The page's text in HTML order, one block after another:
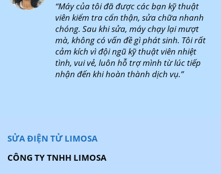
“Máy của tôi đã được các bạn kỹ thuật
viên kiểm tra cẩn thận, sửa chữa nhanh
chóng. Sau khi sửa, máy chạy lại mượt
mà, không có vấn đề gì phát sinh. Tôi rất
cảm kích vì đội ngũ kỹ thuật viên nhiệt
tình, vui vẻ, luôn hỗ trợ mình từ lúc tiếp
nhận đến khi hoàn thành dịch vụ.”
SỬA ĐIỆN TỬ LIMOSA
CÔNG TY TNHH LIMOSA